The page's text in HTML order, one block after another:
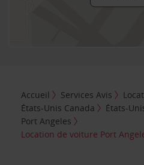
Accueil Services Avis
États-Unis Canada
États-
Port Angeles
Location de voiture Port